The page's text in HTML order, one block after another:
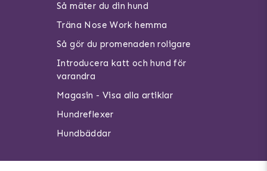
Så mäter du din hund
Träna Nose Work hemma
Så gör du promenaden roligare
Introducera katt och hund för
varandra
Magasin - Visa alla artiklar
Hundreflexer
Hundbäddar